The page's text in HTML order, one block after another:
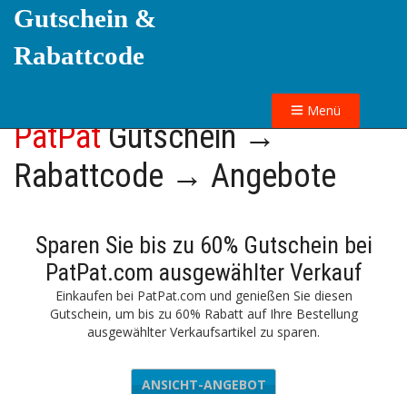
Gutschein &
Rabattcode
Menü
PatPatGutschein →
Rabattcode → Angebote
Sparen Sie bis zu 60% Gutschein bei
PatPat.com ausgewählter Verkauf
Einkaufen bei PatPat.com und genießen Sie diesen
Gutschein, um bis zu 60% Rabatt auf Ihre Bestellung
ausgewählter Verkaufsartikel zu sparen.
ANSICHT-ANGEBOT